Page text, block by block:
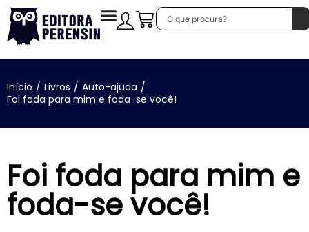
Início / Livros / Auto-ajuda /
Foi foda para mim e foda-se você!
Foi foda para mim e
foda-se você!